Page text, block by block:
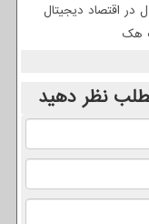
در اقتصاد دیجیتال
هک
نظر دهید